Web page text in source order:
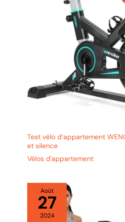
préférées en même temps.
service client】 Nous fournissons
garantissons de répondre aux
offrons une garantie d'un an. Si vous
avec le produit que vous
contacter.
Test vélo d’appartement
et silence
Vélos d'appartement
Août
27
2024